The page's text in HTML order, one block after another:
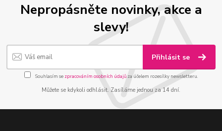
Nepropásněte novinky, akce a
slevy!
Přihlásit se
Souhlasím se zpracováním osobních údajůza účelem rozesílky newsletteru.
Můžete se kdykoli odhlásit. Zasíláme jednou za 14 dní.